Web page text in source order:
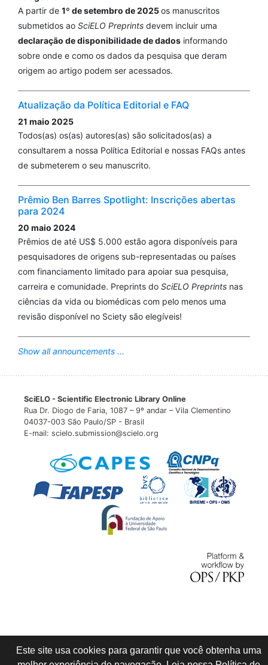
A partir de 1º de setembro de 2025os manuscritos
submetidos ao SciELO Preprints devem incluir uma
declaração de disponibilidade de dados informando
sobre onde e como os dados da pesquisa que deram
origem ao artigo podem ser acessados.
Atualização da Política Editorial e FAQ
21 maio 2025
Todos(as) os(as) autores(as) são solicitados(as) a
consultarem a nossa Política Editorial e nossas FAQs antes
de submeterem o seu manuscrito.
Prêmio Ben Barres Spotlight: Inscrições abertas
para 2024
20 maio 2024
Prêmios de até US$ 5.000 estão agora disponíveis para
pesquisadores de origens sub-representadas ou países
com financiamento limitado para apoiar sua pesquisa,
carreira e comunidade. Preprints do SciELO Preprints nas
ciências da vida ou biomédicas com pelo menos uma
revisão disponível no Sciety são elegíveis!
Show all announcements ...
SciELO - Scientific Electronic Library Online
Rua Dr. Diogo de Faria, 1087 – 9º andar – Vila Clementino
04037-003 São Paulo/SP - Brasil
E-mail: scielo.submission@scielo.org
Este site usa cookies para garantir que você obtenha uma